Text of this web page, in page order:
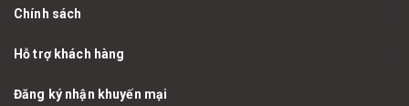
Chính sách
Hỗ trợ khách hàng
Đăng ký nhận khuyến mại